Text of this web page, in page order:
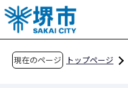
こ
の
ペ
現在のページ トップページ